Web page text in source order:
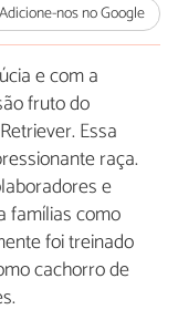
Adicione-nos no Google
e com a
fruto do
Essa
raça.
e
famílias como
foi treinado
cachorro de